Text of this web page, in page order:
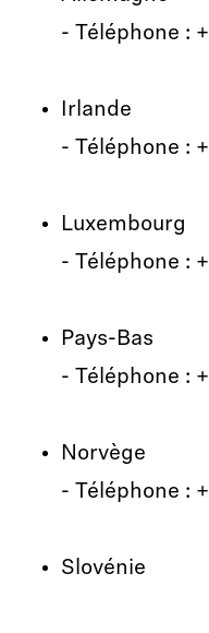
- Téléphone :
Irlande
- Téléphone :
Luxembourg
- Téléphone :
Pays-Bas
- Téléphone :
Norvège
- Téléphone :
Slovénie